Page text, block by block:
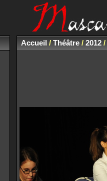
Accueil/ Théâtre/ 2012/